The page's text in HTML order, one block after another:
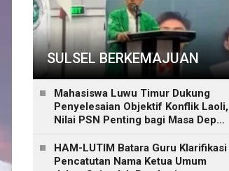
SULSEL BERKEMAJUAN
Mahasiswa Luwu Timur Dukung
Penyelesaian Objektif Konflik Laoli,
Nilai PSN Penting bagi Masa Depan
HAM-LUTIM Batara Guru Klarifikasi
Pencatutan Nama Ketua Umum